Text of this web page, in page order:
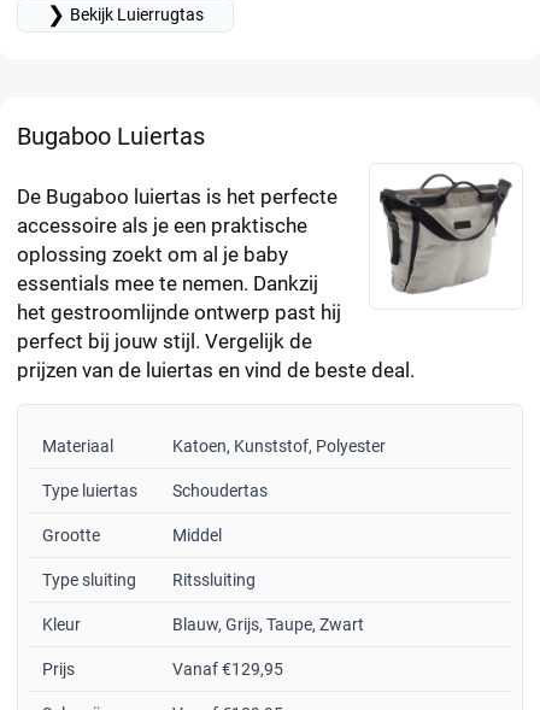
❯ Bekijk Luierrugtas
Bugaboo Luiertas
De Bugaboo luiertas is het perfecte
accessoire als je een praktische
oplossing zoekt om al je baby
essentials mee te nemen. Dankzij
het gestroomlijnde ontwerp past hij
perfect bij jouw stijl. Vergelijk de
prijzen van de luiertas en vind de beste deal.
Materiaal Katoen, Kunststof, Polyester
Type luiertas Schoudertas
Grootte Middel
Type sluiting Ritssluiting
Kleur Blauw, Grijs, Taupe, Zwart
Prijs Vanaf €129,95